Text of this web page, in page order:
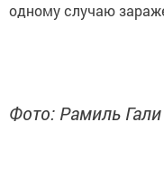
одному случаю
Фото: Рамиль Гали